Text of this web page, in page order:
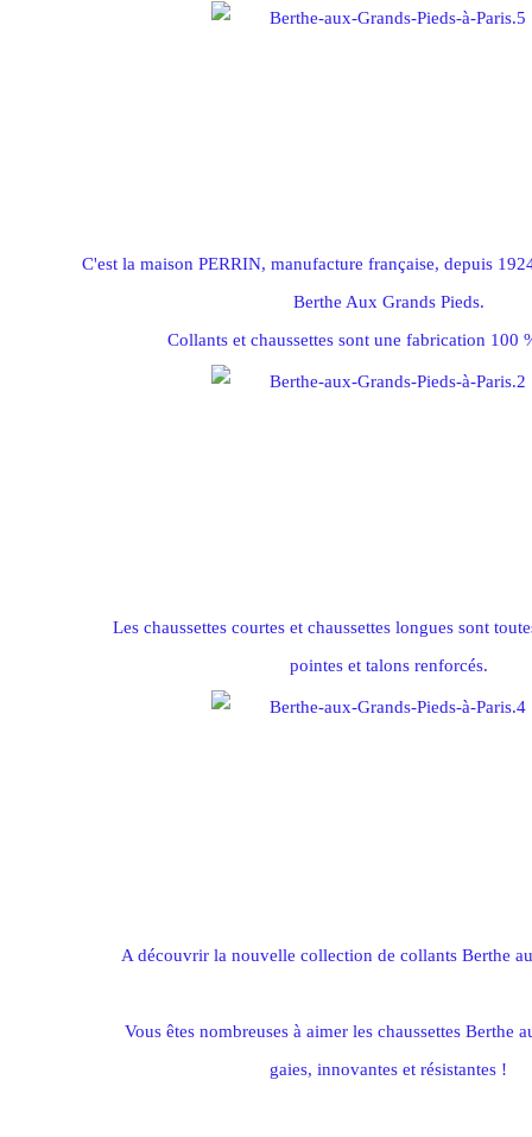
C'est la maison PERRIN, manufacture française, depuis
Berthe Aux Grands Pieds.
Collants et chaussettes sont une fabrication 100
Les chaussettes courtes et chaussettes longues sont
pointes et talons renforcés.
A découvrir la nouvelle collection de collants Berthe
Vous êtes nombreuses à aimer les chaussettes Berthe
gaies, innovantes et résistantes !